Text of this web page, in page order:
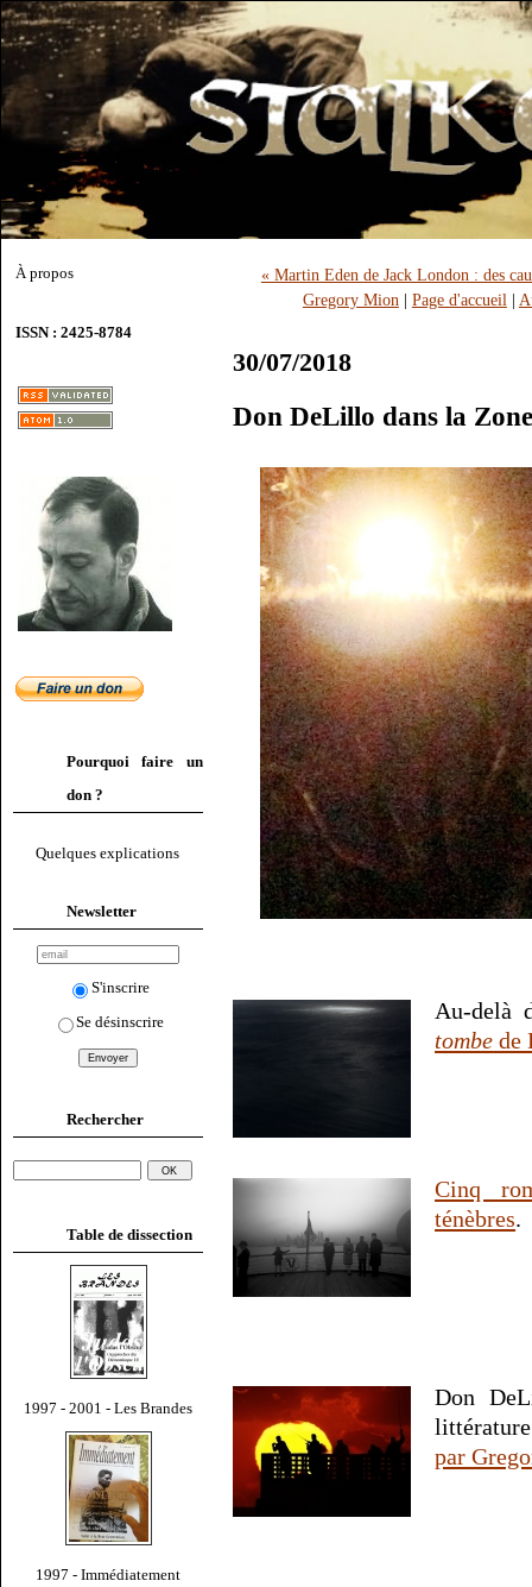
À propos
ISSN : 2425-8784
Pourquoi faire un
don ?
Quelques explications
Newsletter
S'inscrire
Se désinscrire
Rechercher
Table de dissection
1997 - 2001 - Les Brandes
1997 - Immédiatement
« Martin Eden de Jack London : des
Gregory Mion | Page d'accueil |
30/07/2018
Don DeLillo dans la Zone
Au-delà
tombe de
Cinq
ténèbres.
Don
par